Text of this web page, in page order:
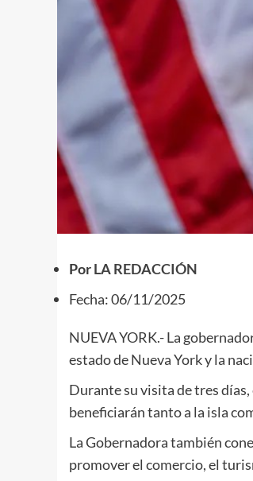
PorLA REDACCIÓN
Fecha: 06/11/2025
NUEVA YORK.- La
estado de Nueva York y la
Durante su visita de tres
beneficiarán tanto a la isla
La Gobernadora también
promover el comercio, el